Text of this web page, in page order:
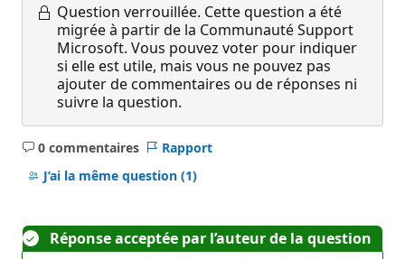
Question verrouillée. Cette question a été
migrée à partir de la Communauté Support
Microsoft. Vous pouvez voter pour indiquer
si elle est utile, mais vous ne pouvez pas
ajouter de commentaires ou de réponses ni
suivre la question.
0 commentaires
Aucun
commentaire
Rapport
J’ai la même question (1)
Réponse acceptée par l’auteur de la question